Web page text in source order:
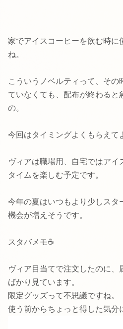
家でアイスコーヒーを飲む時に
ね。
こういうノベルティって、その
ていなくても、配布が終わると
の。
今回はタイミングよくもらえて
ヴィアは職場用、自宅ではアイ
タイムを楽しむ予定です。
今年の夏はいつもより少しスタ
機会が増えそうです。
スタバメモ☕
ヴィア目当てで注文したのに、
ばかり見ています。
限定グッズって不思議ですね。
使う前からちょっと得した気分